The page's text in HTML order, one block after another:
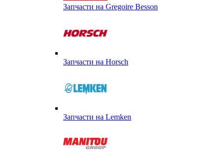
Запчасти на Gregoire Besson
Запчасти на Horsch
Запчасти на Lemken